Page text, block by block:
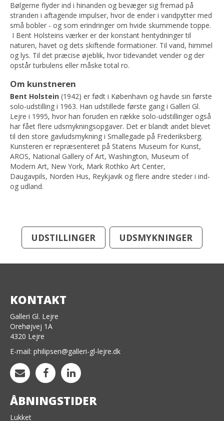
Bølgerne flyder ind i hinanden og bevæger sig fremad på
stranden i aftagende impulser, hvor de ender i vandpytter med
små bobler - og som erindringer om hvide skummende toppe.
I Bent Holsteins værker er der konstant hentydninger til
naturen, havet og dets skiftende formationer. Til vand, himmel
og lys. Til det præcise øjeblik, hvor tidevandet vender og der
opstår turbulens eller måske total ro.
Om kunstneren
Bent Holstein (1942) er født i København og havde sin første
solo-udstilling i 1963. Han udstillede første gang i Galleri Gl.
Lejre i 1995, hvor han foruden en række solo-udstillinger også
har fået flere udsmykningsopgaver. Det er blandt andet blevet
til den store gavludsmykning i Smallegade på Frederiksberg.
Kunsteren er repræsenteret på Statens Museum for Kunst,
AROS, National Gallery of Art, Washington, Museum of
Modern Art, New York, Mark Rothko Art Center,
Daugavpils, Norden Hus, Reykjavik og flere andre steder i ind-
og udland.
UDSTILLINGER UDSMYKNINGER
KONTAKT
Galleri Gl. Lejre
Orehøjvej 1A
4320 Lejre
E-mail: philipsen@galleri-gl-lejre.dk
ÅBNINGSTIDER
Lukket